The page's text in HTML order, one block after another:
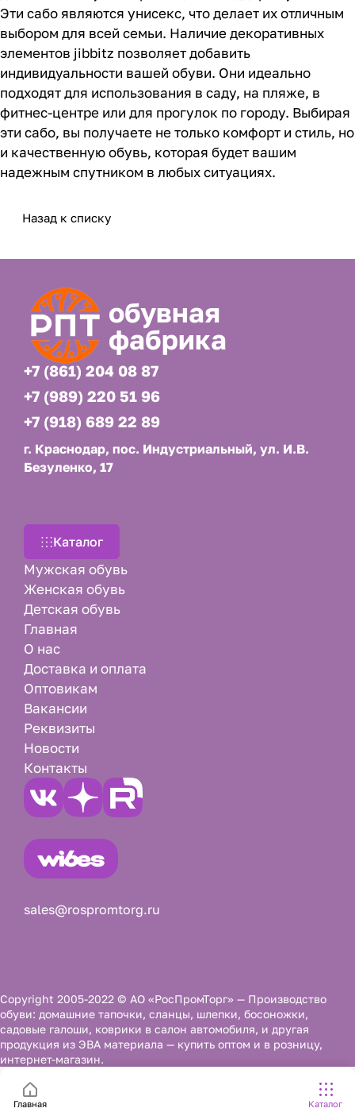
Эти сабо являются унисекс, что делает их отличным
выбором для всей семьи. Наличие декоративных
элементов jibbitz позволяет добавить
индивидуальности вашей обуви. Они идеально
подходят для использования в саду, на пляже, в
фитнес-центре или для прогулок по городу. Выбирая
эти сабо, вы получаете не только комфорт и стиль, но
и качественную обувь, которая будет вашим
надежным спутником в любых ситуациях.
Назад к списку
обувная
фабрика
+7 (861) 204 08 87
+7 (989) 220 51 96
+7 (918) 689 22 89
г. Краснодар, пос. Индустриальный, ул. И.В.
Безуленко, 17
Каталог
Мужская обувь
Женская обувь
Детская обувь
Главная
О нас
Доставка и оплата
Оптовикам
Вакансии
Реквизиты
Новости
Контакты
sales@rospromtorg.ru
Copyright 2005-2022 © АО «РосПромТорг» — Производство
обуви: домашние тапочки, сланцы, шлепки, босоножки,
садовые галоши, коврики в салон автомобиля, и другая
продукция из ЭВА материала — купить оптом и в розницу,
интернет-магазин.
Главная Каталог